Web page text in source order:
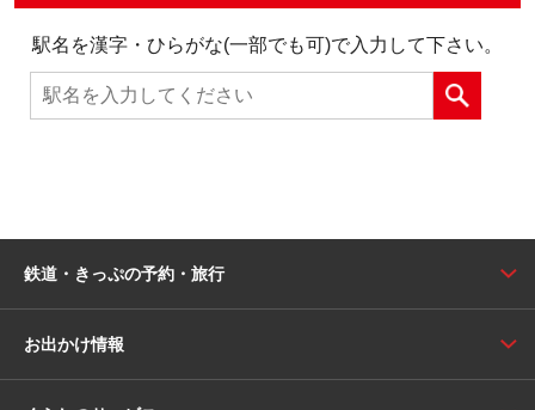
駅名を漢字・ひらがな(一部でも可)で入力して下さい。
鉄道・きっぷの予約・旅行
お出かけ情報